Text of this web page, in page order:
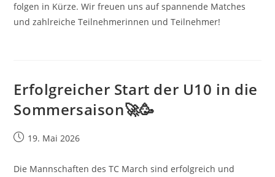
folgen in Kürze. Wir freuen uns auf spannende Matches
und zahlreiche Teilnehmerinnen und Teilnehmer!
Erfolgreicher Start der U10 in die
Sommersaison🚀🥳
Beitrag19. Mai 2026
Die Mannschaften des TC March sind erfolgreich und